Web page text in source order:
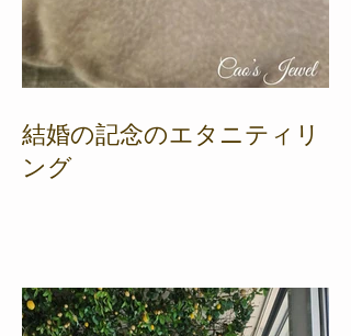
結婚の記念のエタニティリ
ング